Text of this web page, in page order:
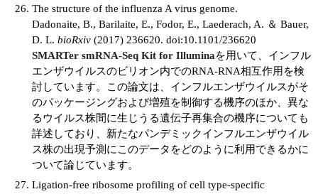
The structure of the influenza A virus genome.
Dadonaite, B., Barilaite, E., Fodor, E., Laederach, A. ＆ Bauer,
D. L. bioRxiv (2017) 236620. doi:10.1101/236620
SMARTer smRNA-Seq Kit for Illuminaを用いて、インフル
エンザウイルスのビリオン内でのRNA-RNA相互作用を検
討しています。この論文は、インフルエンザウイルスがそ
のパッケージングおよび増殖を制御する機序のほか、異な
るウイルス株間に生じうる遺伝子再集合の機序についても
詳述しており、新たなパンデミックインフルエンザウイル
ス株の出現予測にこのデータをどのように利用できるかに
ついて論じています。
Ligation-free ribosome profiling of cell type-specific